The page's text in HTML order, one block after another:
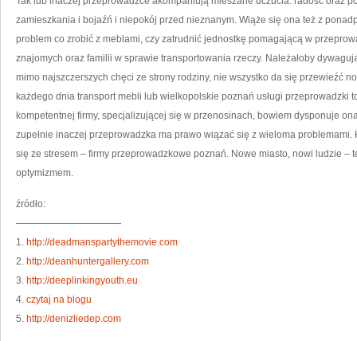
zamieszkania i bojaźń i niepokój przed nieznanym. Wiąże się ona też z
problem co zrobić z meblami, czy zatrudnić jednostkę pomagającą w
znajomych oraz familii w sprawie transportowania rzeczy. Należałoby
mimo najszczerszych chęci ze strony rodziny, nie wszystko da się przewieźć
każdego dnia transport mebli lub wielkopolskie poznań usługi przeprowadzki
kompetentnej firmy, specjalizującej się w przenosinach, bowiem dysponuje
zupełnie inaczej przeprowadzka ma prawo wiązać się z wieloma
się ze stresem – firmy przeprowadzkowe poznań. Nowe miasto, nowi ludzie –
optymizmem.
źródło:
———————————
1. http://deadmanspartythemovie.com
2. http://deanhuntergallery.com
3. http://deeplinkingyouth.eu
4. czytaj na blogu
5. http://denizliedep.com